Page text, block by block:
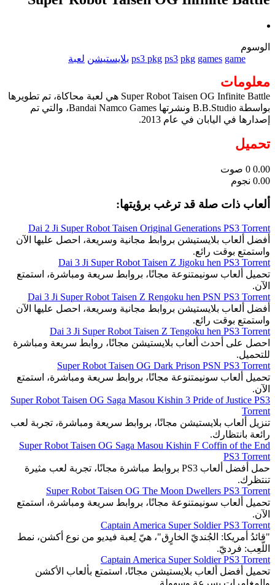
الوسوم
game
games
pkg
ps3
ps3 pkg بلايستيشن لعبة
معلومات
Super Robot Taisen OG Infinite Battle هي لعبة محاكاة، تم تطويرها
بواسطة B.B.Studio ونشرتها Bandai Namco Games، والتي تم
إصدارها في اليابان في عام 2013.
تحميل
0.00
0 صوت
0.00 نجوم
ألعاب ذات صلة قد ترغب برؤيتها:
Dai 2 Ji Super Robot Taisen Original Generations PS3 Torrent
أفضل ألعاب بلايستيشن بروابط مجانية وسريعة، احصل عليها الآن
واستمتع بوقت رائع.
Dai 3 Ji Super Robot Taisen Z Jigoku hen PS3 Torrent
تحميل ألعاب سونيمتنوعة مجانًا، بروابط سريعة ومباشرة، استمتع
الآن.
Dai 3 Ji Super Robot Taisen Z Rengoku hen PSN PS3 Torrent
أفضل ألعاب بلايستيشن بروابط مجانية وسريعة، احصل عليها الآن
واستمتع بوقت رائع.
Dai 3 Ji Super Robot Taisen Z Tengoku hen PS3 Torrent
احصل على أحدث ألعاب بلايستيشن مجانًا، روابط سريعة ومباشرة
للتحميل.
Super Robot Taisen OG Dark Prison PSN PS3 Torrent
تحميل ألعاب سونيمتنوعة مجانًا، بروابط سريعة ومباشرة، استمتع
الآن.
Super Robot Taisen OG Saga Masou Kishin 3 Pride of Justice PS3
Torrent
تنزيل ألعاب بلايستيشن مجانًا، بروابط سريعة ومباشرة، تجربة لعب
رائعة بانتظارك.
Super Robot Taisen OG Saga Masou Kishin F Coffin of the End
PS3 Torrent
حمل أفضل ألعاب PS3 بروابط مباشرة مجانًا، تجربة لعب مثيرة
تنتظرك.
Super Robot Taisen OG The Moon Dwellers PS3 Torrent
تحميل ألعاب سونيمتنوعة مجانًا، بروابط سريعة ومباشرة، استمتع
الآن.
Captain America Super Soldier PS3 Torrent
"قائدُ أمريكا: الجُنديّ الخارٍق"، هيّ لِعبة فيديو من نوع أكشن، نمط
اللّعِب: فرديّ.
Captain America Super Soldier PS3 Torrent
تحميل أفضل ألعاب بلايستيشن مجانًا، استمتع بألعاب الأكشن
والمغامرات بسرعة وسهولة.